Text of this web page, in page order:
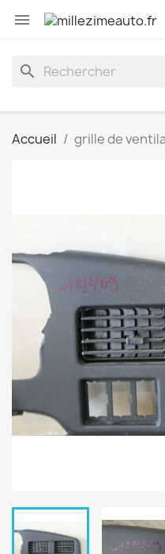

search
Accueil grille de